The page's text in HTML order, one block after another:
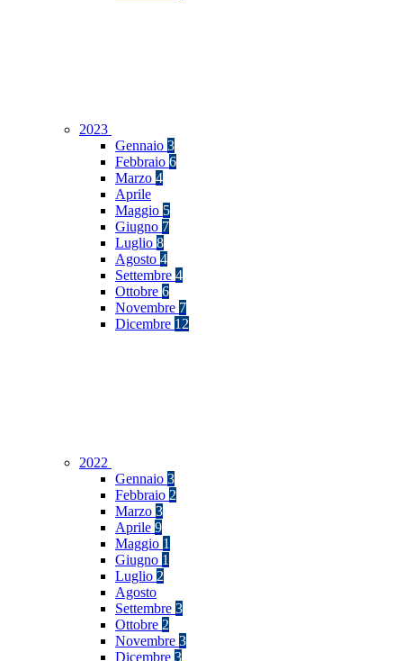
2023
Gennaio 3
Febbraio 6
Marzo 4
Aprile
Maggio 5
Giugno 7
Luglio 8
Agosto 4
Settembre 4
Ottobre 6
Novembre 7
Dicembre 12
2022
Gennaio 3
Febbraio 2
Marzo 3
Aprile 9
Maggio 1
Giugno 1
Luglio 2
Agosto
Settembre 3
Ottobre 2
Novembre 3
Dicembre 3